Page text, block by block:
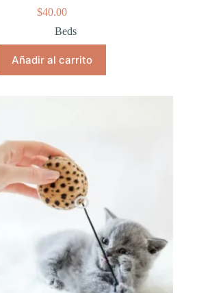
$40.00
Beds
Añadir al carrito